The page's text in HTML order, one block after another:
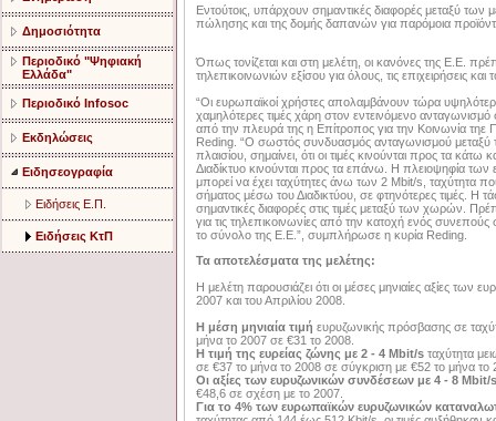
Δημοσιότητα
Περιοδικό "Ψηφιακή
Ελλάδα"
Περιοδικό Infosoc
Εκδηλώσεις
Ειδησεογραφία
Ειδήσεις Ε.Π.
Ειδήσεις ΚτΠ
Εντούτοις, υπάρχουν σημαντικές διαφορές μεταξύ των
πώλησης και της δομής δαπανών για παρόμοια
Όπως τονίζεται και στη μελέτη, οι κανόνες της Ε.Ε.
τηλεπικοινωνιών εξίσου για όλους, τις επιχειρήσεις
“Οι ευρωπαϊκοί χρήστες απολαμβάνουν τώρα
χαμηλότερες τιμές χάρη στον εντεινόμενο
από την πλευρά της η Επίτροπος για την Κοινωνία
Reding. “Ο σωστός συνδυασμός ανταγωνισμού μεταξύ
πλαισίου, σημαίνει, ότι οι τιμές κινούνται προς τα κάτω
Διαδίκτυο κινούνται προς τα επάνω. Η πλειοψηφία
μπορεί να έχει ταχύτητες άνω των 2 Mbit/s, ταχύτητα
σήματος μέσω του Διαδικτύου, σε φτηνότερες τιμές. Η
σημαντικές διαφορές στις τιμές μεταξύ των χωρών.
για τις τηλεπικοινωνίες από την κατοχή ενός
το σύνολο της Ε.Ε.”, συμπλήρωσε η κυρία Reding.
Τα αποτελέσματα της μελέτης:
Η μελέτη παρουσιάζει ότι οι μέσες μηνιαίες αξίες
2007 και του Απριλίου 2008.
Η μέση μηνιαία τιμή ευρυζωνικής πρόσβασης σε
μήνα το 2007 σε €31 το 2008.
Η τιμή της ευρείας ζώνης με 2 - 4 Mbit/s ταχύτητα
σε €37 το μήνα το 2008 σε σύγκριση με €52 το μήνα το
Οι αξίες των ευρυζωνικών συνδέσεων με 4 - 8 Mbit/s
€48,6 σε σχέση με το 2007.
Για το 4% των ευρωπαϊκών ευρυζωνικών